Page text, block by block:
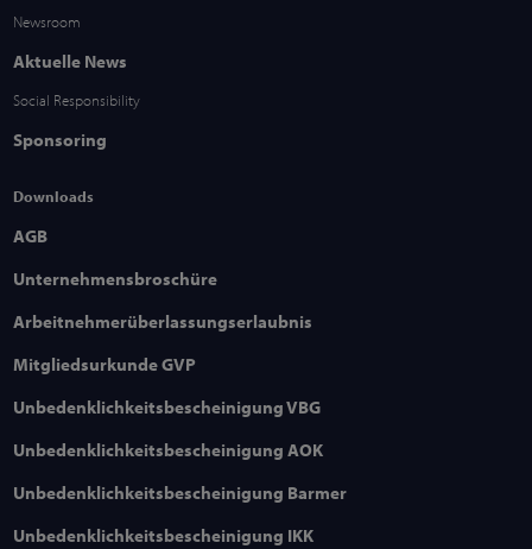
Newsroom
Aktuelle News
Social Responsibility
Sponsoring
Downloads
AGB
Unternehmensbroschüre
Arbeitnehmerüberlassungserlaubnis
Mitgliedsurkunde GVP
Unbedenklichkeitsbescheinigung VBG
Unbedenklichkeitsbescheinigung AOK
Unbedenklichkeitsbescheinigung Barmer
Unbedenklichkeitsbescheinigung IKK